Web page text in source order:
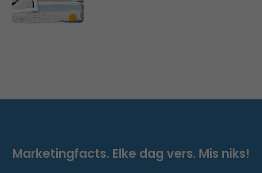
Marketingfacts. Elke dag vers. Mis niks!